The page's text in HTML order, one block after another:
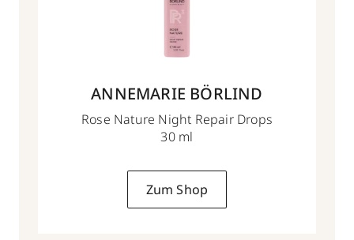
ANNEMARIE BÖRLIND
Rose Nature Night Repair Drops
30 ml
Zum Shop